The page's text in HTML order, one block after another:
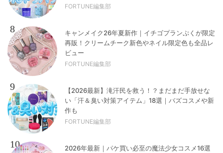
FORTUNE編集部
8
キャンメイク26年夏新作｜イチゴプランぷくが限定
再販！クリームチーク新色やネイル限定色も全品レ
ビュー
FORTUNE編集部
9
【2026最新】滝汗民を救う！？まだまだ手放せな
い「汗＆臭い対策アイテム」18選｜バズコスメや新
作も
FORTUNE編集部
10
2026年最新｜パケ買い必至の魔法少女コスメ16選